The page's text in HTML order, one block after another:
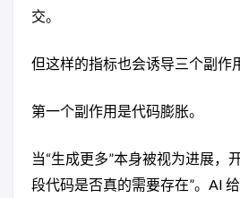
交。
但这样的指标也会诱导三个副作
第一个副作用是代码膨胀。
当“生成更多”本身被视为进展，
段代码是否真的需要存在”。AI